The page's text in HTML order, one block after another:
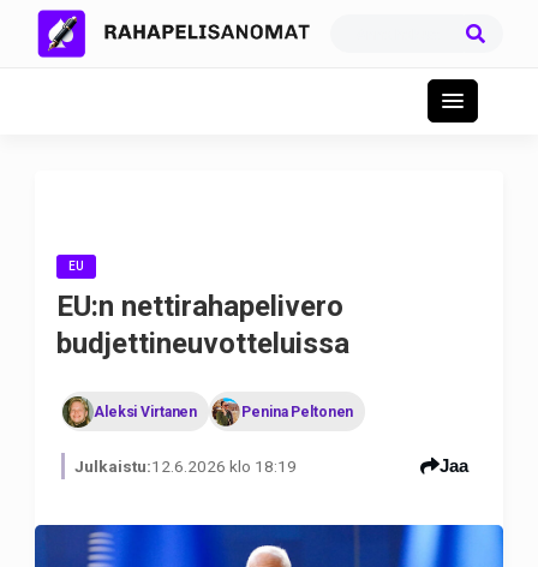
EU
EU:n nettirahapelivero
budjettineuvotteluissa
Aleksi Virtanen Penina Peltonen
Julkaistu:12.6.2026 klo 18:19 Jaa